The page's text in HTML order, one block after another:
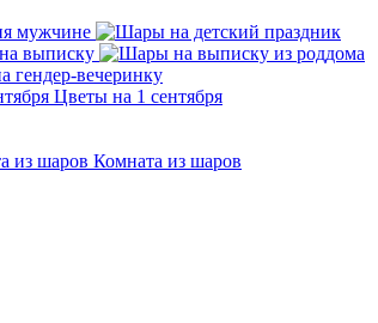
мужчине
выписку
гендер-вечеринку
Цветы на 1 сентября
Комната из шаров